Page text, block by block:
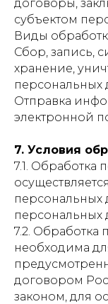
договоры,
субъектом
Виды
Сбор, запись,
хранение,
персональных
Отправка
электронной
7. Условия
7.1. Обработка
персональных
персональных
7.2. Обработка
необходима
договором
законом, для